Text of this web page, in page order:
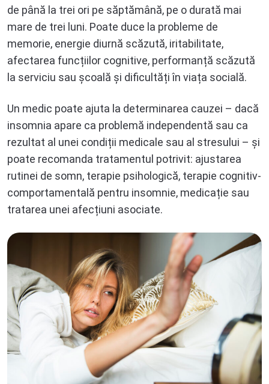
de până la trei ori pe săptămână, pe o durată mai
mare de trei luni. Poate duce la probleme de
memorie, energie diurnă scăzută, iritabilitate,
afectarea funcțiilor cognitive, performanță scăzută
la serviciu sau școală și dificultăți în viața socială.
Un medic poate ajuta la determinarea cauzei – dacă
insomnia apare ca problemă independentă sau ca
rezultat al unei condiții medicale sau al stresului – și
poate recomanda tratamentul potrivit: ajustarea
rutinei de somn, terapie psihologică, terapie cognitiv-
comportamentală pentru insomnie, medicație sau
tratarea unei afecțiuni asociate.